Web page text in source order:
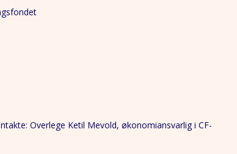
Overlege Ketil Mevold, økonomiansvarlig i CF-